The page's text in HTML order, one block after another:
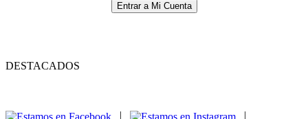
Entrar a Mi Cuenta
DESTACADOS